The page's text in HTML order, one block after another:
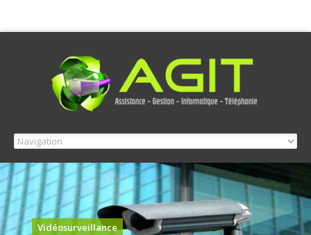
Vidéosurveillance